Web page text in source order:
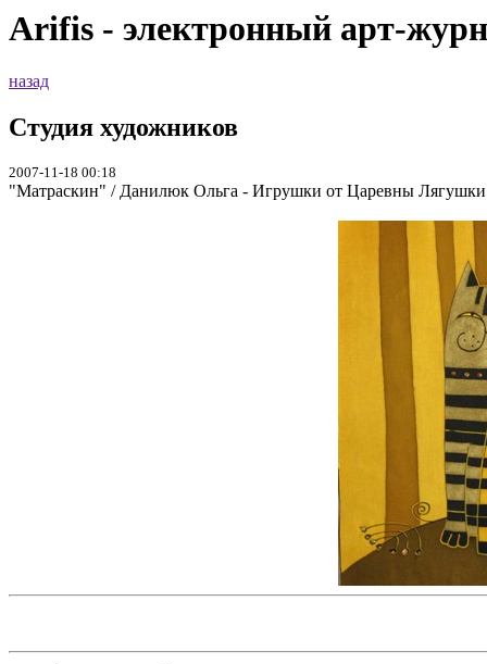
Arifis - электронный арт-
назад
Студия художников
2007-11-18 00:18
"Матраскин" / Данилюк Ольга - Игрушки от Царевны